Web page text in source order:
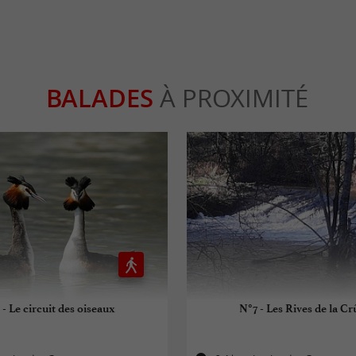
BALADES À PROXIMITÉ
- Le circuit des oiseaux N°7 - Les Rives de la